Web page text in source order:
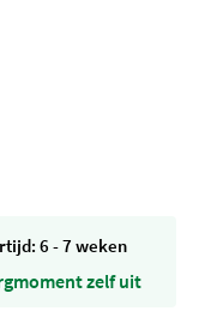
6 - 7 weken
zelf uit